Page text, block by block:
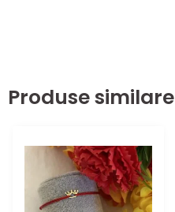
Produse similare